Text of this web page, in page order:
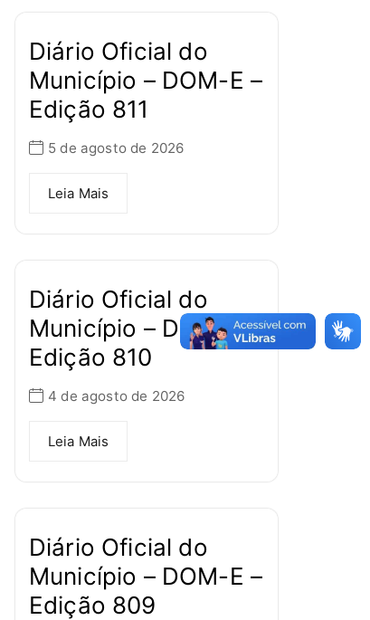
Diário Oficial do
Município – DOM-E –
Edição 811
5 de agosto de 2026
Leia Mais
Diário Oficial do
Município – DOM-E –
Edição 810
4 de agosto de 2026
Leia Mais
Diário Oficial do
Município – DOM-E –
Edição 809